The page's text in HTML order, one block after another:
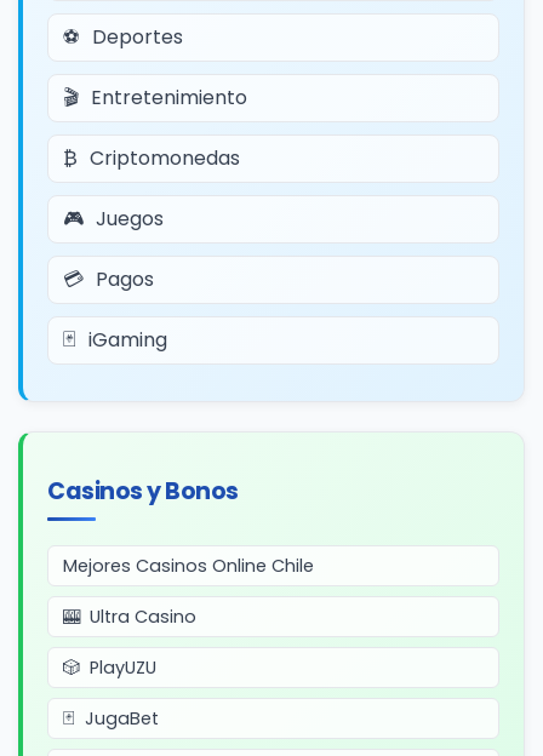
Deportes
Entretenimiento
Criptomonedas
Juegos
Pagos
iGaming
Casinos y Bonos
Mejores Casinos Online Chile
Ultra Casino
PlayUZU
JugaBet